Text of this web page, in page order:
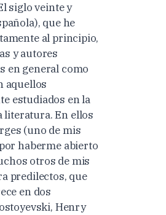
siglo veinte y
que he
al principio,
y autores
en general como
aquellos
estudiados en la
literatura. En ellos
(uno de mis
haberme abierto
otros de mis
predilectos, que
en dos
Henry